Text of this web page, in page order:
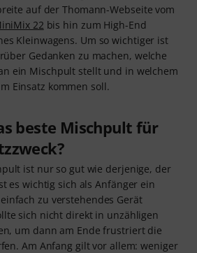
auf der Thomann-Webseite vom
22 bis hin zum High-End
Kleinwagens. Um so wichtiger ist
Gedanken zu machen, welche
ein Mischpult stellt und in welchem
Einsatz kommen soll.
beste Mischpult für
ist nur so gut wie derjenige, der
es wichtig sich als Anfänger ein
zu verstehendes Gerät
sich nicht direkt in unzähligen
um dann am Ende frustriert die
Am Anfang gilt vor allem: weniger